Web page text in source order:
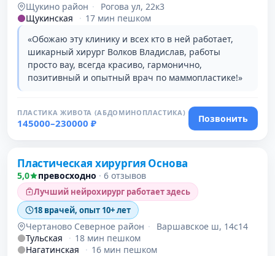
Щукино район ·
Рогова ул, 22к3
Щукинская
· 17 мин пешком
«Обожаю эту клинику и всех кто в ней работает,
шикарный хирург Волков Владислав, работы
просто вау, всегда красиво, гармонично,
позитивный и опытный врач по маммопластике!»
ПЛАСТИКА ЖИВОТА (АБДОМИНОПЛАСТИКА)
145000–230000 ₽ Позвонить
Пластическая хирургия Основа
5,0 превосходно · 6 отзывов
Лучший нейрохирург работает здесь
18 врачей, опыт 10+ лет
Чертаново Северное район ·
Варшавское ш, 14с14
Тульская
· 18 мин пешком
Нагатинская
· 16 мин пешком